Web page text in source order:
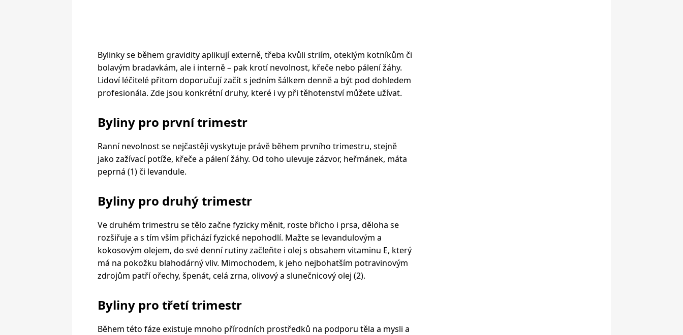
Bylinky se během gravidity aplikují externě, třeba kvůli striím, oteklým kotníkům či
bolavým bradavkám, ale i interně – pak krotí nevolnost, křeče nebo pálení žáhy.
Lidoví léčitelé přitom doporučují začít s jedním šálkem denně a být pod dohledem
profesionála. Zde jsou konkrétní druhy, které i vy při těhotenství můžete užívat.
Byliny pro první trimestr
Ranní nevolnost se nejčastěji vyskytuje právě během prvního trimestru, stejně
jako zažívací potíže, křeče a pálení žáhy. Od toho ulevuje zázvor, heřmánek, máta
peprná (1) či levandule.
Byliny pro druhý trimestr
Ve druhém trimestru se tělo začne fyzicky měnit, roste břicho i prsa, děloha se
rozšiřuje a s tím vším přichází fyzické nepohodlí. Mažte se levandulovým a
kokosovým olejem, do své denní rutiny začleňte i olej s obsahem vitaminu E, který
má na pokožku blahodárný vliv. Mimochodem, k jeho nejbohatším potravinovým
zdrojům patří ořechy, špenát, celá zrna, olivový a slunečnicový olej (2).
Byliny pro třetí trimestr
Během této fáze existuje mnoho přírodních prostředků na podporu těla a mysli a